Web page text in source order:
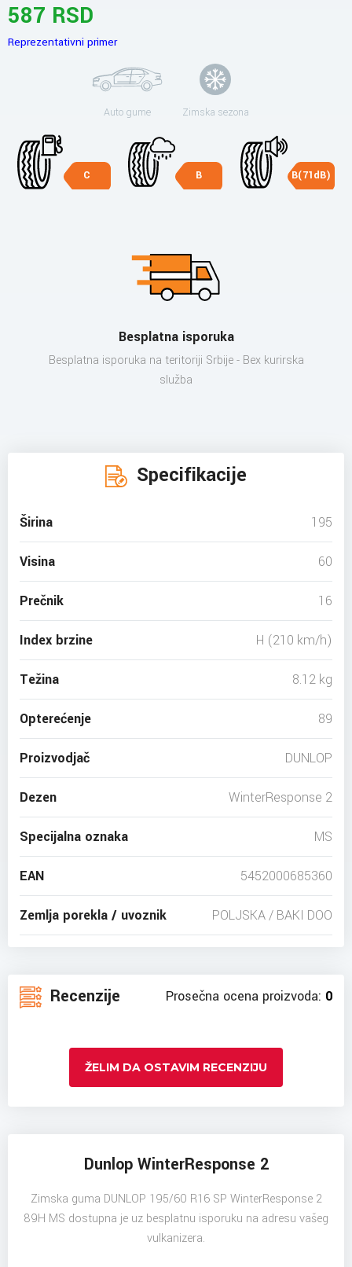
587 RSD
Reprezentativni primer
Auto gume Zimska sezona
C B B(71dB)
Besplatna isporuka
Besplatna isporuka na teritoriji Srbije - Bex kurirska
služba
Specifikacije
Širina 195
Visina 60
Prečnik 16
Index brzine H (210 km/h)
Težina 8.12 kg
Opterećenje 89
Proizvodjač DUNLOP
Dezen WinterResponse 2
Specijalna oznaka MS
EAN 5452000685360
Zemlja porekla / uvoznik POLJSKA / BAKI DOO
Recenzije Prosečna ocena proizvoda: 0
ŽELIM DA OSTAVIM RECENZIJU
Dunlop WinterResponse 2
Zimska guma DUNLOP 195/60 R16 SP WinterResponse 2
89H MS dostupna je uz besplatnu isporuku na adresu vašeg
vulkanizera.